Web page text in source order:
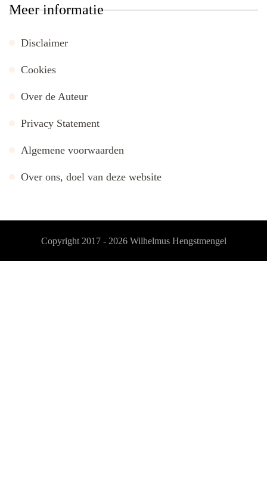
Meer informatie
Disclaimer
Cookies
Over de Auteur
Privacy Statement
Algemene voorwaarden
Over ons, doel van deze website
Copyright 2017 - 2026 Wilhelmus Hengstmengel